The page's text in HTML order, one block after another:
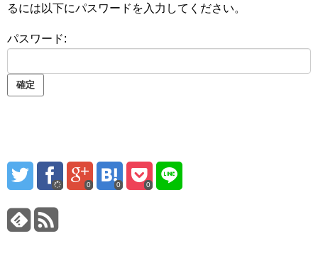
るには以下にパスワードを入力してください。
パスワード:
0 0 0